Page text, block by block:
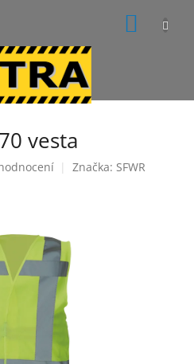
vesta
Značka: SFWR